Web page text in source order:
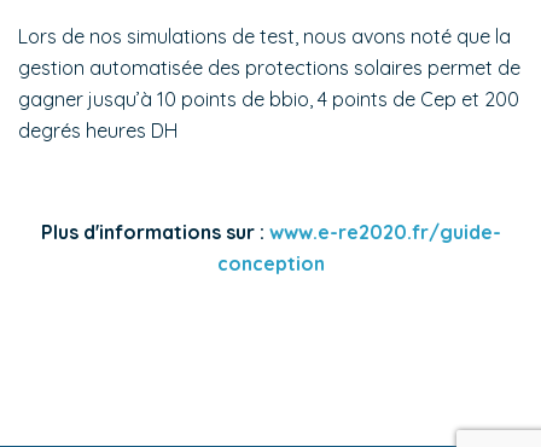
Lors de nos simulations de test, nous avons noté que la
gestion automatisée des protections solaires permet de
gagner jusqu’à 10 points de bbio, 4 points de Cep et 200
degrés heures DH
Plus d'informations sur : www.e-re2020.fr/guide-
conception